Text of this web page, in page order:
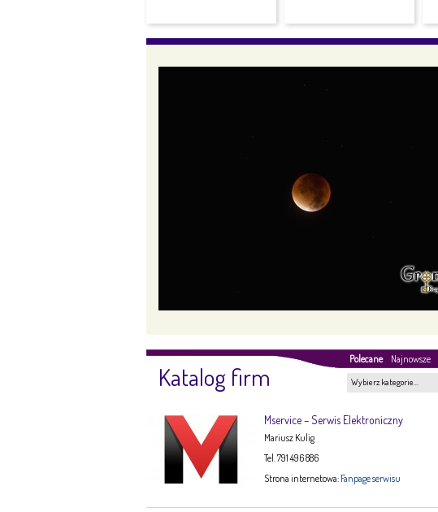
Polecane Najnowsze
Katalog firm Wybierz kategorie…
Mservice – Serwis Elektroniczny
Mariusz Kulig
Tel. 791 496 886
Strona internetowa: Fanpage serwisu